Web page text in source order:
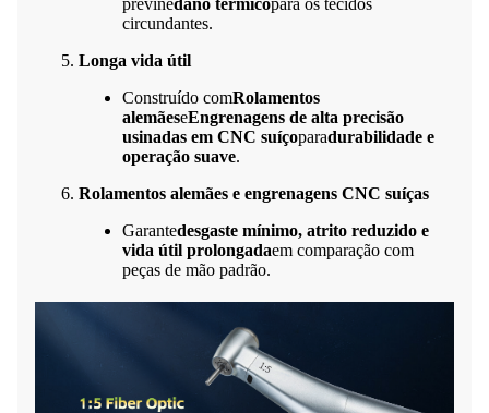
previnedano térmicopara os tecidos
circundantes.
Longa vida útil
Construído comRolamentos
alemãeseEngrenagens de alta precisão
usinadas em CNC suíçoparadurabilidade e
operação suave.
Rolamentos alemães e engrenagens CNC suíças
Garantedesgaste mínimo, atrito reduzido e
vida útil prolongadaem comparação com
peças de mão padrão.